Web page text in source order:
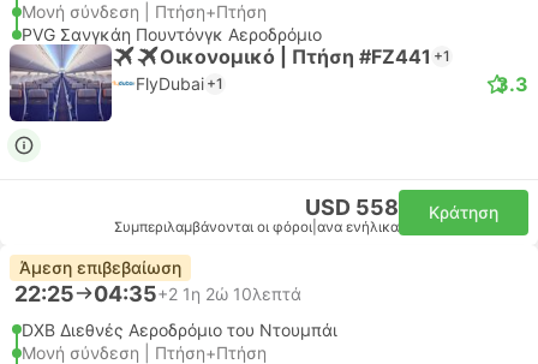
Μονή σύνδεση | Πτήση+Πτήση
PVG Σανγκάη Πουντόνγκ Αεροδρόμιο
Οικονομικό | Πτήση #FZ441 +1
FlyDubai +1 3.3
USD 558
Συμπεριλαμβάνονται οι φόροι ανα ενήλικα
Κράτηση
Άμεση επιβεβαίωση
22:25 04:35+2 1η 2ώ 10λεπτά
DXB Διεθνές Αεροδρόμιο του Ντουμπάι
Μονή σύνδεση | Πτήση+Πτήση